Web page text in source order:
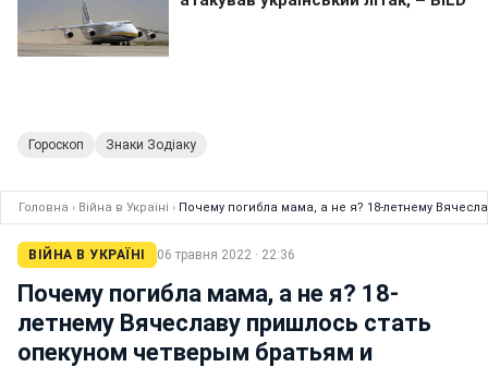
Гороскоп Знаки Зодіаку
Головна › Війна в Україні › Почему погибла мама, а не я? 18-летнему
ВІЙНА В УКРАЇНІ 06 травня 2022 · 22:36
Почему погибла мама, а не я? 18-
летнему Вячеславу пришлось стать
опекуном четверым братьям и